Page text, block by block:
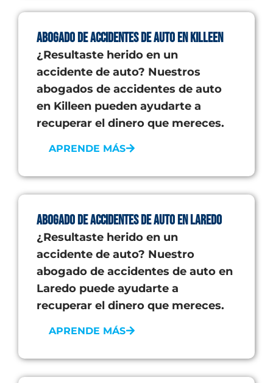
Abogado de accidentes de auto en Killeen
¿Resultaste herido en un
accidente de auto? Nuestros
abogados de accidentes de auto
en Killeen pueden ayudarte a
recuperar el dinero que mereces.
APRENDE MÁS
Abogado de accidentes de auto en Laredo
¿Resultaste herido en un
accidente de auto? Nuestro
abogado de accidentes de auto en
Laredo puede ayudarte a
recuperar el dinero que mereces.
APRENDE MÁS